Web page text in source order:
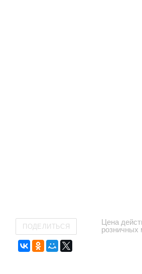
ПОДЕЛИТЬСЯ
Цена
розничных